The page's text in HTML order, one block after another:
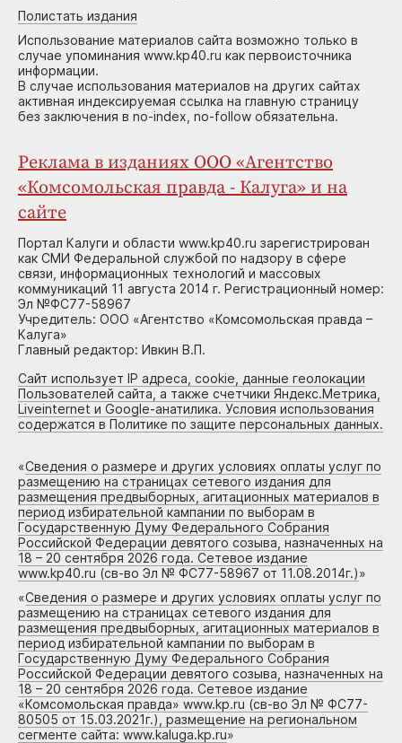
Полистать издания
Использование материалов сайта возможно только в
случае упоминания www.kp40.ru как первоисточника
информации.
В случае использования материалов на других сайтах
активная индексируемая ссылка на главную страницу
без заключения в no-index, no-follow обязательна.
Реклама в изданиях ООО «Агентство
«Комсомольская правда - Калуга» и на
сайте
Портал Калуги и области www.kp40.ru зарегистрирован
как СМИ Федеральной службой по надзору в сфере
связи, информационных технологий и массовых
коммуникаций 11 августа 2014 г. Регистрационный номер:
Эл №ФС77-58967
Учредитель: ООО «Агентство «Комсомольская правда –
Калуга»
Главный редактор: Ивкин В.П.
Сайт использует IP адреса, cookie, данные геолокации
Пользователей сайта, а также счетчики Яндекс.Метрика,
Liveinternet и Google-анатилика. Условия использования
содержатся в Политике по защите персональных данных.
«Сведения о размере и других условиях оплаты услуг по
размещению на страницах сетевого издания для
размещения предвыборных, агитационных материалов в
период избирательной кампании по выборам в
Государственную Думу Федерального Собрания
Российской Федерации девятого созыва, назначенных на
18 – 20 сентября 2026 года. Сетевое издание
www.kp40.ru (св-во Эл № ФС77-58967 от 11.08.2014г.)»
«Сведения о размере и других условиях оплаты услуг по
размещению на страницах сетевого издания для
размещения предвыборных, агитационных материалов в
период избирательной кампании по выборам в
Государственную Думу Федерального Собрания
Российской Федерации девятого созыва, назначенных на
18 – 20 сентября 2026 года. Сетевое издание
«Комсомольская правда» www.kp.ru (св-во Эл № ФС77-
80505 от 15.03.2021г.), размещение на региональном
сегменте сайта: www.kaluga.kp.ru»